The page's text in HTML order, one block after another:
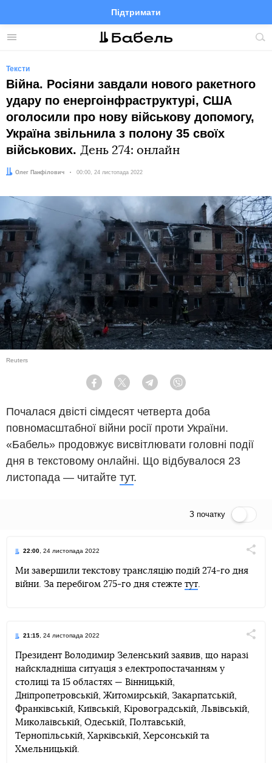
Меню
Підтримати
FacebookTelegramTwitter
Тексти
Війна. Росіяни завдали нового ракетного
удару по енергоінфраструктурі, США
оголосили про нову військову допомогу,
Україна звільнила з полону 35 своїх
військових. День 274: онлайн
Автор:
Олег Панфілович Дата:
00:00, 24 листопада 2022
Reuters
Facebook Twitter Telegram
Почалася двісті сімдесят четверта доба
повномасштабної війни росії проти України.
«Бабель» продовжує висвітлювати головні події
дня в текстовому онлайні. Що відбувалося 23
листопада — читайте тут.
З початку
22:00 , 24 листопада 2022
TelegramFacebookTwitter
Ми завершили текстову трансляцію подій 274-го дня
війни. За перебігом 275-го дня стежте тут
21:15 , 24 листопада 2022
TelegramFacebookTwitter
Президент Володимир Зеленський заявив, що наразі
найскладніша ситуація з електропостачанням у
столиці та 15 областях — Вінницькій,
Дніпропетровській, Житомирській, Закарпатській,
Франківській, Київській, Кіровоградській, Львівській,
Миколаївській, Одеській, Полтавській,
Тернопільській, Харківській, Херсонській та
Хмельницькій.